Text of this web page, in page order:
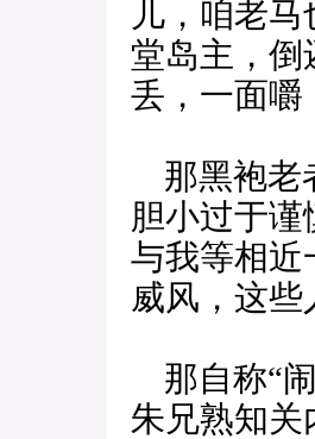
儿，咱老
堂岛主，
丢，一面嚼
那黑袍老
胆小过于
与我等相近
威风，这
那自称“
朱兄熟知关